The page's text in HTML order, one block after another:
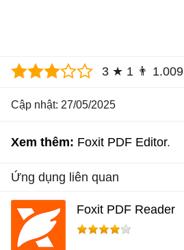
3 ★ 1 👨 1.009
Cập nhật: 27/05/2025
Xem thêm: Foxit PDF Editor
Ứng dụng liên quan
Foxit PDF Reader